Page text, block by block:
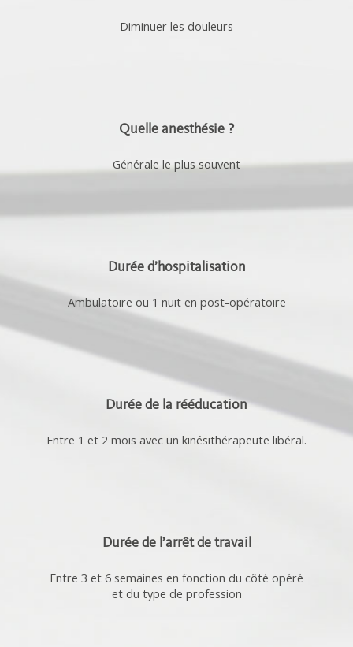
Diminuer les douleurs
Quelle anesthésie ?
Générale le plus souvent
Durée d’hospitalisation
Ambulatoire ou 1 nuit en post-opératoire
Durée de la rééducation
Entre 1 et 2 mois avec un kinésithérapeute libéral.
Durée de l’arrêt de travail
Entre 3 et 6 semaines en fonction du côté opéré
et du type de profession